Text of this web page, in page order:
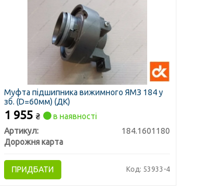
Муфта підшипника вижимного ЯМЗ 184 у
зб. (D=60мм) (ДК)
1 955₴
в наявності
Артикул:
184.1601180
Дорожня карта
ПРИДБАТИ Код: 53933-4